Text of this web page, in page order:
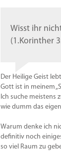
Wisst ihr
(1.Korinther
Der Heilige Geist
Gott ist in meinem
Ich suche meistens
wie dumm das
Warum denke ich
definitiv noch
so viel Raum zu